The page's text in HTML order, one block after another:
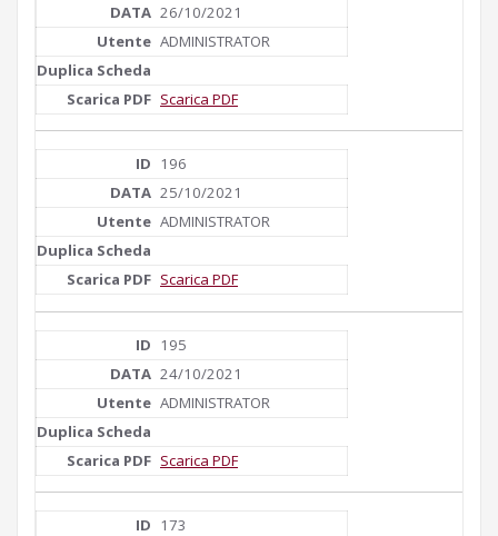
26/10/2021
ADMINISTRATOR
Scarica PDF
196
25/10/2021
ADMINISTRATOR
Scarica PDF
195
24/10/2021
ADMINISTRATOR
Scarica PDF
173